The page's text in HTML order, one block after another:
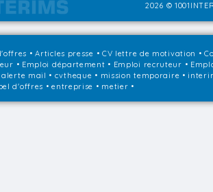
2026 ©
•Articles presse • CV lettre de motivation •
• Emploi département • Emploi recruteur •
alerte mail • cvtheque • mission temporaire •
d'offres • entreprise • metier •